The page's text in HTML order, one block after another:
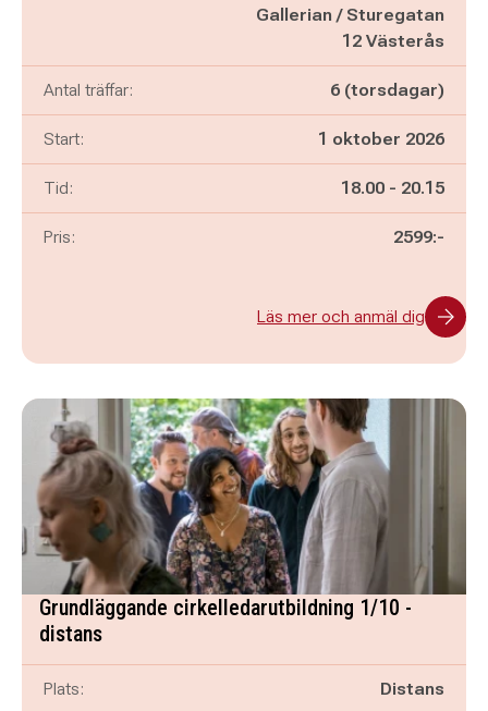
Gallerian / Sturegatan
12 Västerås
Antal träffar: 6 (torsdagar)
Start: 1 oktober 2026
Tid: Pågår mellan
18.00 - och
20.15
Pris: 2599:-
Läs mer och anmäl dig
Grundläggande cirkelledarutbildning 1/10 -
distans
Plats: Distans